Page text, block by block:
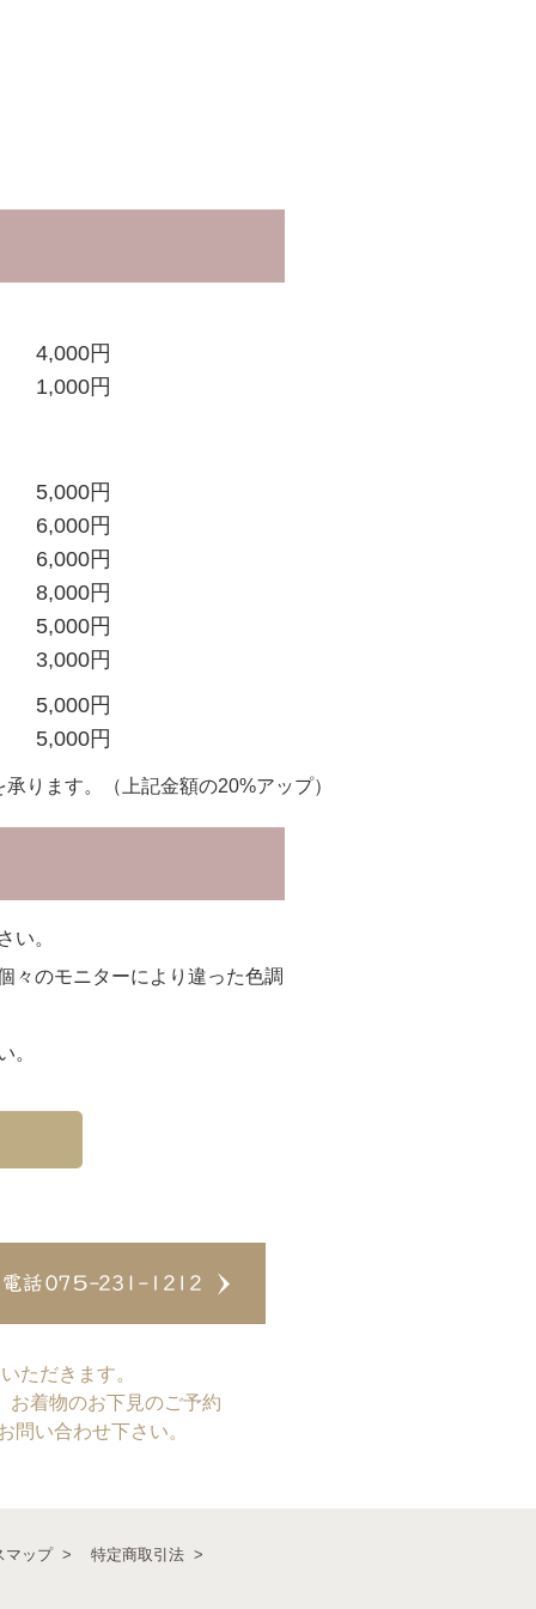
4,000円
1,000円
5,000円
6,000円
6,000円
8,000円
5,000円
3,000円
5,000円
5,000円
ります。（上記金額の20%アップ）
い。
々のモニターにより違った色調
。
ただきます。
お着物のお下見のご予約
問い合わせ下さい。
マップ 特定商取引法